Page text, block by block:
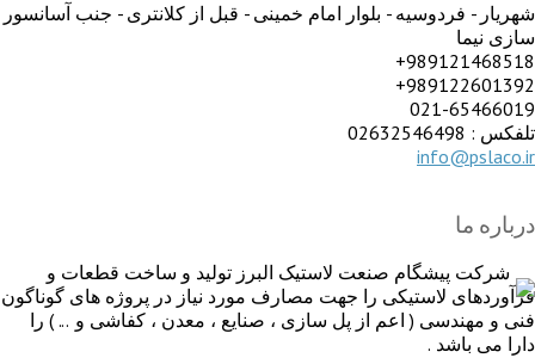
شهریار - فردوسیه - بلوار امام خمینی - قبل از کلانتری - جنب آسانسور
سازی نیما
989121468518+
989122601392+
021-65466019
تلفکس : 02632546498
info@pslaco.ir
درباره ما
شرکت پیشگام صنعت لاستیک البرز تولید و ساخت قطعات و
فرآوردهای لاستیکی را جهت مصارف مورد نیاز در پروژه های گوناگون
فنی و مهندسی ( اعم از پل سازی ، صنایع ، معدن ، کفاشی و ... ) را
دارا می باشد .